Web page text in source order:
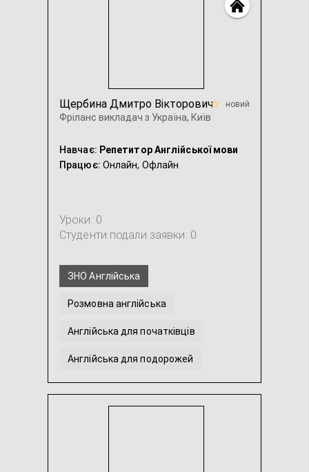
Щербина Дмитро Вікторович
Фріланс викладач з Україна, Київ
новий
Навчає: Репетитор Англійської мови
Працює: Онлайн, Офлайн
Уроки: 0
Студенти подали заявки: 0
ЗНО Англійська
Розмовна англійська
Англійська для початківців
Англійська для подорожей
Англійська для IT-фахівців